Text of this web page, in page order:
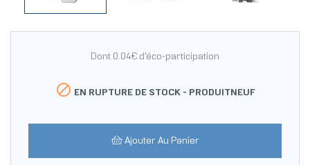
Dont 0.04€ d'éco-participation
 EN RUPTURE DE STOCK - PRODUITNEUF
Ajouter Au Panier